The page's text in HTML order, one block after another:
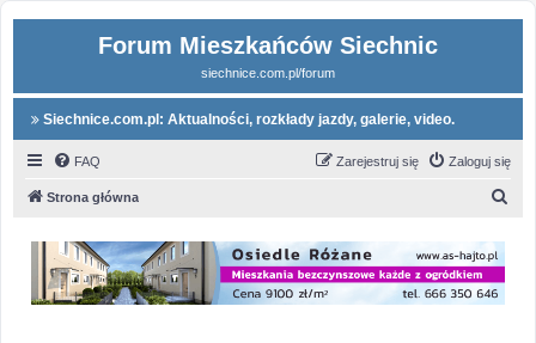
Forum Mieszkańców Siechnic
siechnice.com.pl/forum
Siechnice.com.pl: Aktualności, rozkłady jazdy, galerie, video.
FAQ Zaloguj się
Zarejestruj się
Strona główna